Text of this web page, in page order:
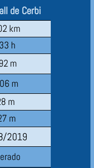
de Cerbi
km
h
m
m
m
m
2019